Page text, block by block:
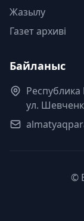
Жазылу
Газет архиві
Байланыс
Республика
ул.
©